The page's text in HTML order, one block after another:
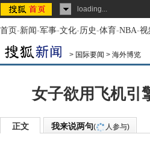
loading...
首页-新闻-军事-文化-历史-体育-NBA-视
> 国际要闻 > 海外博览
女子欲用飞机引
正文 我来说两句( 人参与)